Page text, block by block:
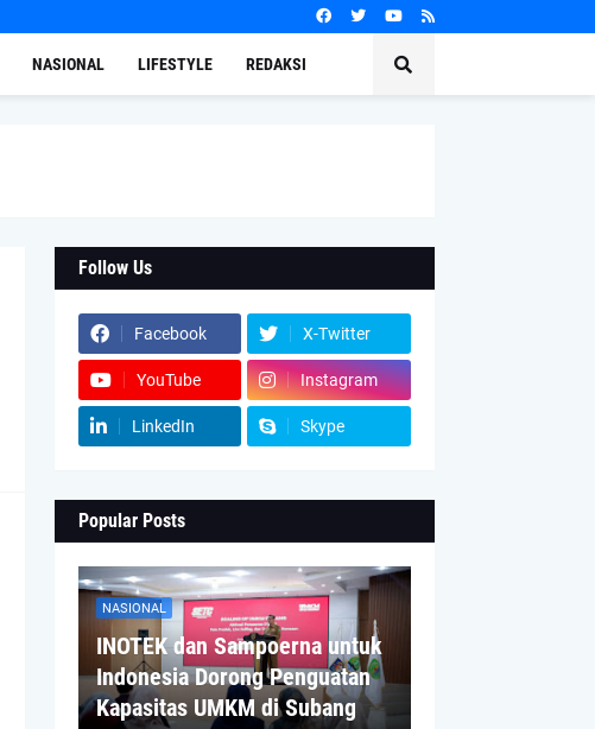
NASIONAL LIFESTYLE REDAKSI
Follow Us
Facebook X-Twitter
YouTube Instagram
LinkedIn Skype
Popular Posts
NASIONAL
INOTEK dan Sampoerna untuk
Indonesia Dorong Penguatan
Kapasitas UMKM di Subang